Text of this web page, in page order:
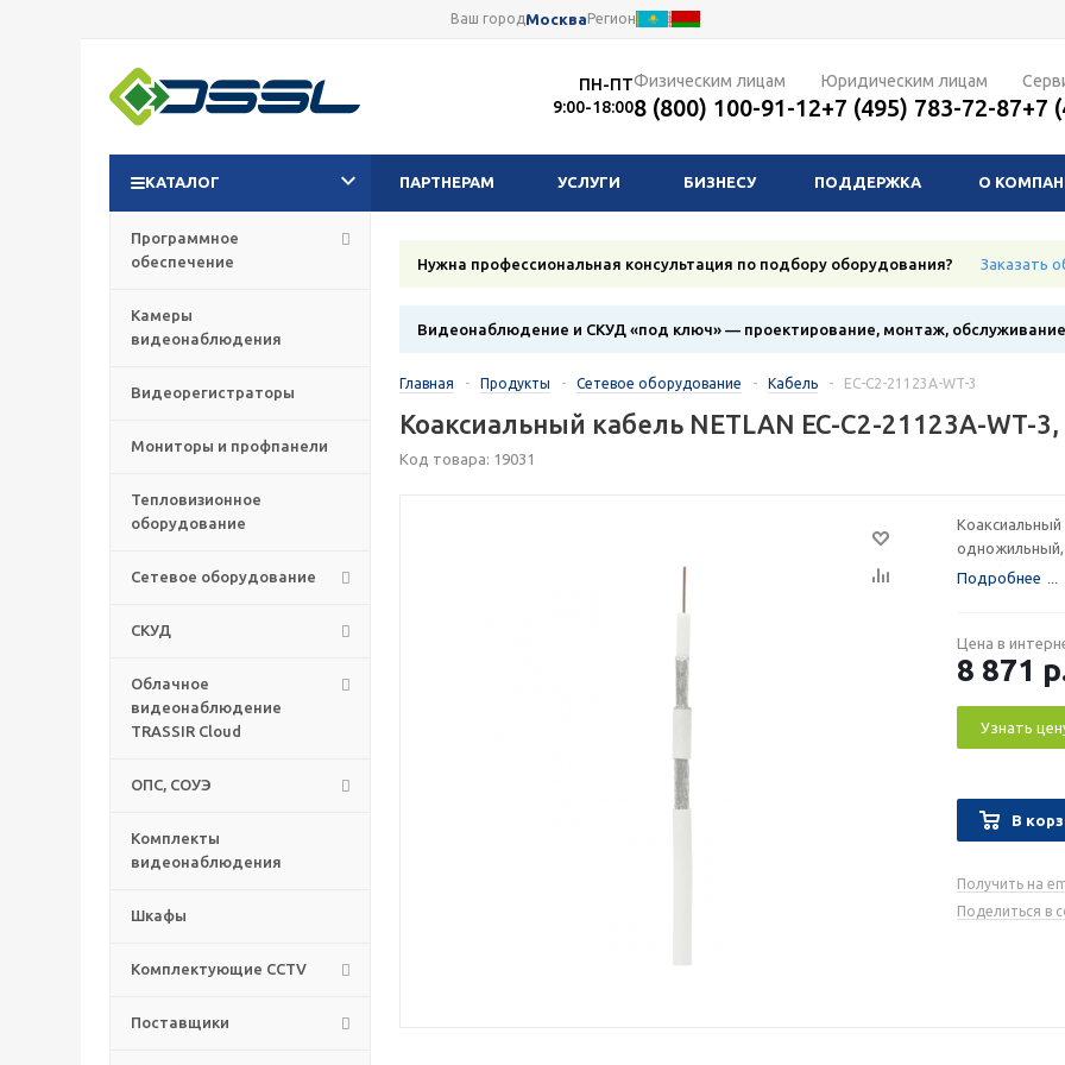
Ваш городМоскваРегион
ПН-ПТ
9:00-18:00
Физическим лицам
8 (800) 100-91-12
Юридическим лицам
+7 (495) 783-72-87+7
КАТАЛОГ ПАРТНЕРАМ УСЛУГИ БИЗНЕСУ ПОДДЕРЖКА О
Программное
обеспечение
Камеры
видеонаблюдения
Видеорегистраторы
Мониторы и профпанели
Тепловизионное
оборудование
Сетевое оборудование
СКУД
Облачное
видеонаблюдение
TRASSIR Cloud
ОПС, СОУЭ
Комплекты
видеонаблюдения
Шкафы
Комплектующие CCTV
Поставщики
Нужна профессиональная консультация по подбору оборудования? Заказать
Видеонаблюдение и СКУД «под ключ» — проектирование, монтаж, обслуживание
Главная - Продукты - Сетевое оборудование - Кабель - EC-C2-21123A-WT-3
Коаксиальный кабель NETLAN EC-C2-21123A-WT-
Код товара: 19031
Коаксиальный
одножильный,
сталь),
Подробнее
Цена в
8 871
Узнать
В
Получить на
Поделиться в